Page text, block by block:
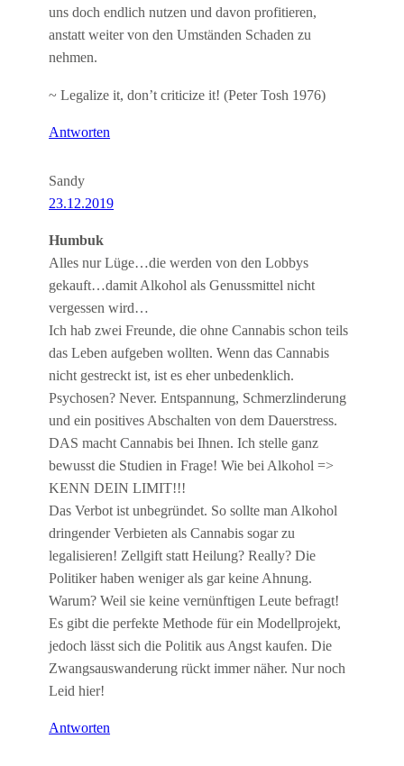
uns doch endlich nutzen und davon profitieren,
anstatt weiter von den Umständen Schaden zu
nehmen.
~ Legalize it, don’t criticize it! (Peter Tosh 1976)
Antworten
Sandy
23.12.2019
Humbuk
Alles nur Lüge…die werden von den Lobbys
gekauft…damit Alkohol als Genussmittel nicht
vergessen wird…
Ich hab zwei Freunde, die ohne Cannabis schon teils
das Leben aufgeben wollten. Wenn das Cannabis
nicht gestreckt ist, ist es eher unbedenklich.
Psychosen? Never. Entspannung, Schmerzlinderung
und ein positives Abschalten von dem Dauerstress.
DAS macht Cannabis bei Ihnen. Ich stelle ganz
bewusst die Studien in Frage! Wie bei Alkohol =>
KENN DEIN LIMIT!!!
Das Verbot ist unbegründet. So sollte man Alkohol
dringender Verbieten als Cannabis sogar zu
legalisieren! Zellgift statt Heilung? Really? Die
Politiker haben weniger als gar keine Ahnung.
Warum? Weil sie keine vernünftigen Leute befragt!
Es gibt die perfekte Methode für ein Modellprojekt,
jedoch lässt sich die Politik aus Angst kaufen. Die
Zwangsauswanderung rückt immer näher. Nur noch
Leid hier!
Antworten